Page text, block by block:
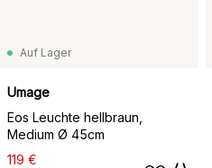
Auf Lager
Umage
Eos Leuchte hellbraun,
Medium Ø 45cm
119 €